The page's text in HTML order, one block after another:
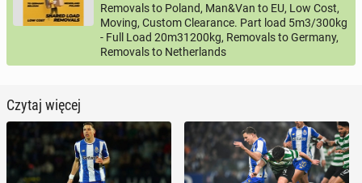
Removals to Poland, Man&Van to EU, Low Cost,
Moving, Custom Clearance. Part load 5m3/300kg
- Full Load 20m31200kg, Removals to Germany,
Removals to Netherlands
Czytaj więcej